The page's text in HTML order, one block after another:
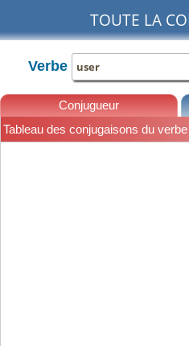
TOUTE LA
Verbe
Conjugueur
Tableau des conjugaisons du